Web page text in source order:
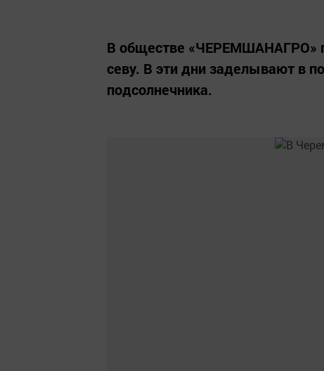
В обществе «ЧЕРЕМШАНАГРО»
севу. В эти дни заделывают в
подсолнечника.